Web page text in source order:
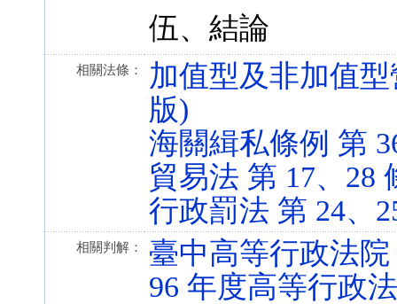
伍、結論
相關法條：
加值型及非加值型
版)
海關緝私條例 第
貿易法 第 17、28
行政罰法 第 24、
相關判解：
臺中高等行政法
96 年度高等行政